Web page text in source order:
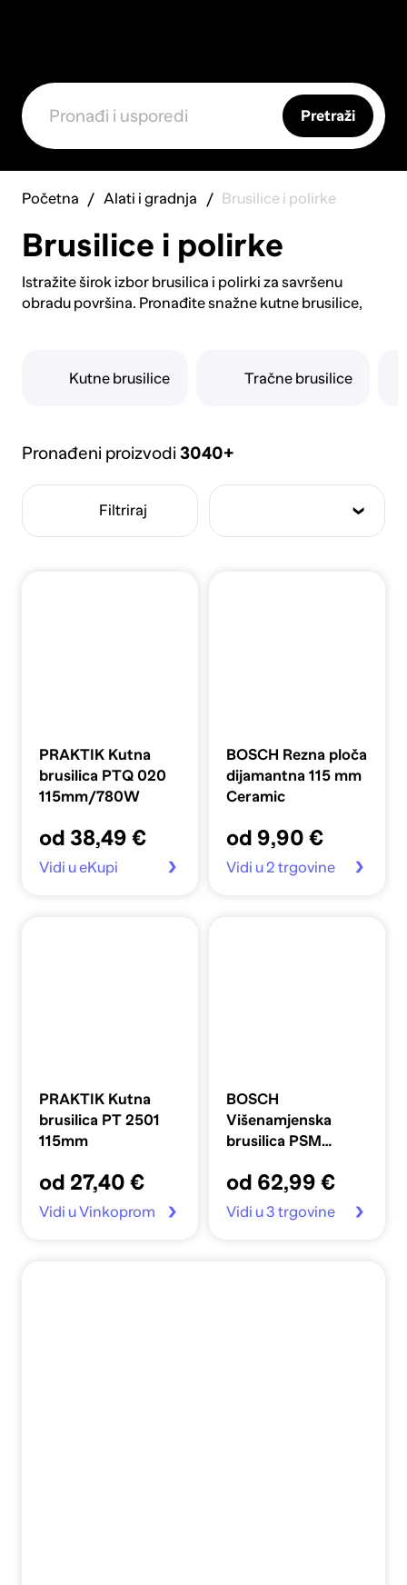
Pretraži
Početna Alati i gradnja Brusilice i polirke
Brusilice i polirke
Istražite širok izbor brusilica i polirki za savršenu
obradu površina. Pronađite snažne kutne brusilice,
beton i metal. Opremite se kvalitetnim brusnim
modela, pronađite idealan alat za svaki projekt
sloj na različitim materijalima uz pomoć naprednih
brusilica i polirki.
Kutne brusilice Tračne brusilice
Pronađeni proizvodi 3040+
Filtriraj
PRAKTIK Kutna
brusilica PTQ 020
115mm/780W
od 38,49 €
Vidi u eKupi
BOSCH Rezna ploča
dijamantna 115 mm
Ceramic
od 9,90 €
Vidi u 2 trgovine
PRAKTIK Kutna
brusilica PT 2501
115mm
od 27,40 €
Vidi u Vinkoprom
BOSCH
Višenamjenska
brusilica PSM
od 62,99 €
Vidi u 3 trgovine